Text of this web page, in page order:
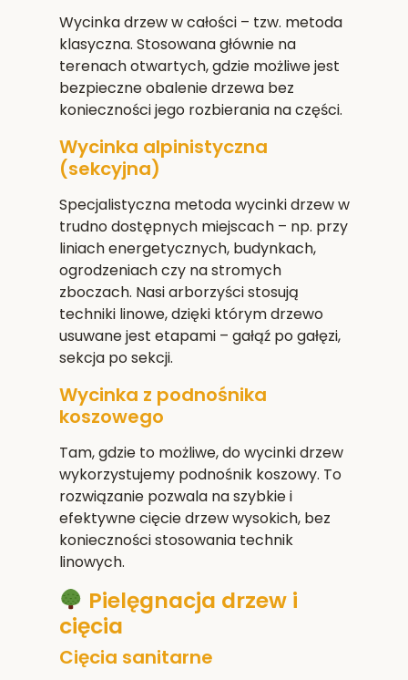
Wycinka drzew w całości – tzw. metoda
klasyczna. Stosowana głównie na
terenach otwartych, gdzie możliwe jest
bezpieczne obalenie drzewa bez
konieczności jego rozbierania na części.
Wycinka alpinistyczna
(sekcyjna)
Specjalistyczna metoda wycinki drzew w
trudno dostępnych miejscach – np. przy
liniach energetycznych, budynkach,
ogrodzeniach czy na stromych
zboczach. Nasi arborzyści stosują
techniki linowe, dzięki którym drzewo
usuwane jest etapami – gałąź po gałęzi,
sekcja po sekcji.
Wycinka z podnośnika
koszowego
Tam, gdzie to możliwe, do wycinki drzew
wykorzystujemy podnośnik koszowy. To
rozwiązanie pozwala na szybkie i
efektywne cięcie drzew wysokich, bez
konieczności stosowania technik
linowych.
Pielęgnacja drzew i
cięcia
Cięcia sanitarne